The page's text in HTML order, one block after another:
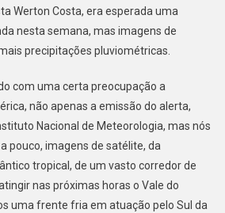
Werton Costa, era esperada uma
nesta semana, mas imagens de
precipitações pluviométricas.
com uma certa preocupação a
não apenas a emissão do alerta,
Nacional de Meteorologia, mas nós
pouco, imagens de satélite, da
tropical, de um vasto corredor de
nas próximas horas o Vale do
uma frente fria em atuação pelo Sul da